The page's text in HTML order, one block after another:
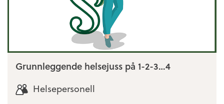
Grunnleggende helsejuss på 1-2-3…4
Helsepersonell